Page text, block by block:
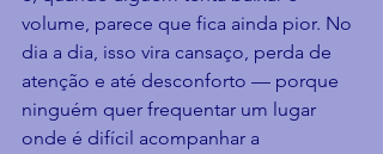
volume, parece que fica ainda pior. No
dia a dia, isso vira cansaço, perda de
atenção e até desconforto — porque
ninguém quer frequentar um lugar
onde é difícil acompanhar a